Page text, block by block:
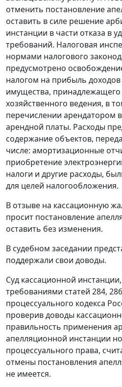
отменить постановление
оставить в силе решение
инстанции в части отказа в
требований. Налоговая
нормами налогового
предусмотрено
налогом на прибыль доходов
имущества,
хозяйственного ведения, в
перечислении арендатором
арендной платы. Расходы
содержание объектов,
числе: амортизационные
приобретение
налоги и другие расходы,
для целей налогообложения.
В отзыве на кассационную
просит постановление
оставить без изменения.
В судебном заседании
поддержали свои доводы.
Суд кассационной
требованиями статей 284, 286
процессуального кодекса
проверив доводы
правильность применения
апелляционной инстанции
процессуального права,
отмены постановления
не имеется.